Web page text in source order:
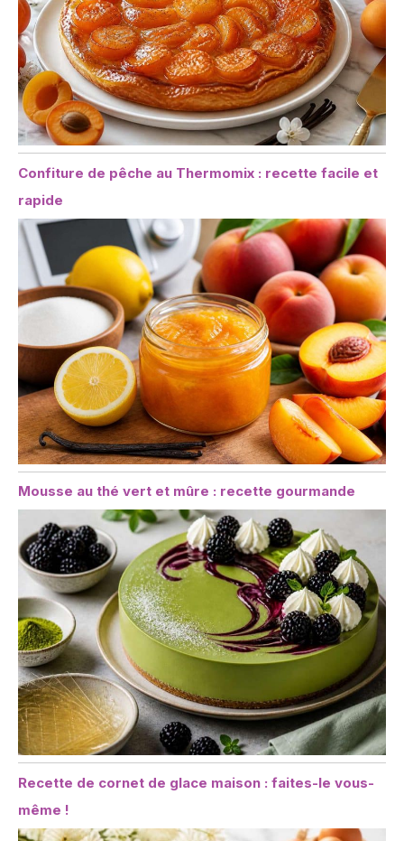
Confiture de pêche au Thermomix : recette facile et
rapide
Mousse au thé vert et mûre : recette gourmande
Recette de cornet de glace maison : faites-le vous-
même !